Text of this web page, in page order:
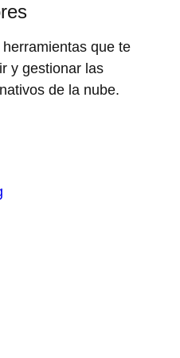
que te
y gestionar las
de la nube.